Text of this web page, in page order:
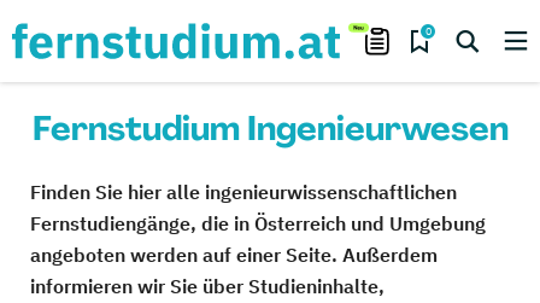
0
Fernstudium Ingenieurwesen
Finden Sie hier alle ingenieurwissenschaftlichen
Fernstudiengänge, die in Österreich und Umgebung
angeboten werden auf einer Seite. Außerdem
informieren wir Sie über Studieninhalte,